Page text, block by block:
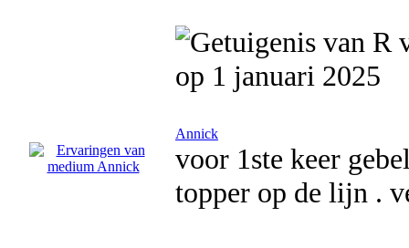
op 1 januari 2025
Annick
voor 1ste keer
topper op de lijn .